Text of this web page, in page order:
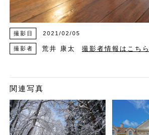
撮影日 2021/02/05
撮影者 荒井 康太 撮影者情報はこち
関連写真